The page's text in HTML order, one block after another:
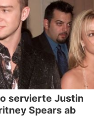
servierte Justin
Spears ab